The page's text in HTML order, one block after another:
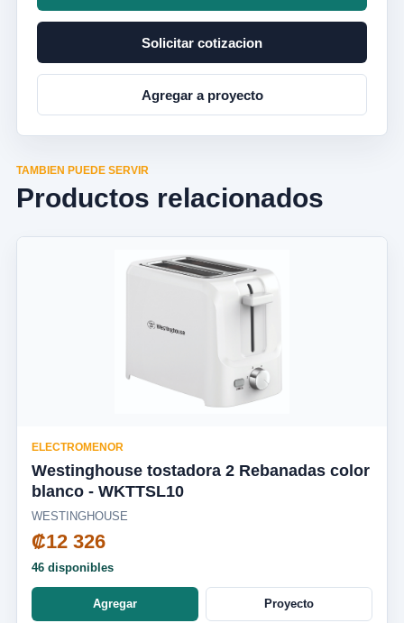
Solicitar cotizacion
Agregar a proyecto
TAMBIEN PUEDE SERVIR
Productos relacionados
ELECTROMENOR
Westinghouse tostadora 2 Rebanadas color
blanco - WKTTSL10
WESTINGHOUSE
₡12 326
46 disponibles
Agregar Proyecto